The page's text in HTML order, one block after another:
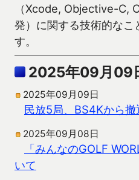
（Xcode, Objective-C,
発）に関する技術的なこ
す。
2025年09月09
2025年09月09日
民放5局、BS4Kから撤
2025年09月08日
「みんなのGOLF
いて